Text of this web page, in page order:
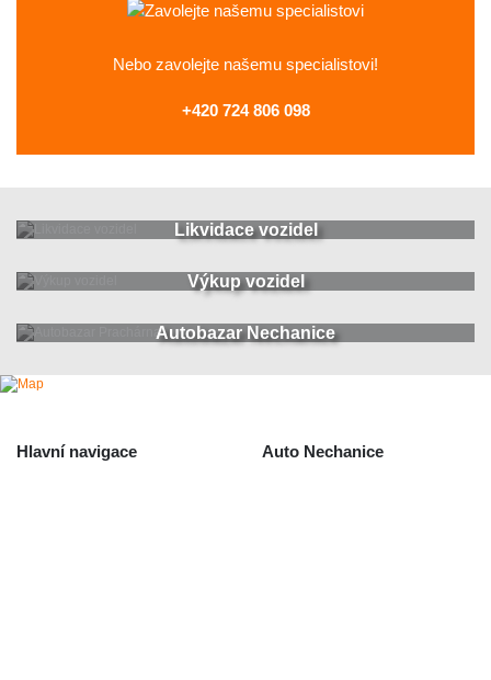
Nebo zavolejte našemu specialistovi!
+420 724 806 098
Likvidace vozidel
Výkup vozidel
Autobazar Nechanice
Hlavní navigace Auto Nechanice